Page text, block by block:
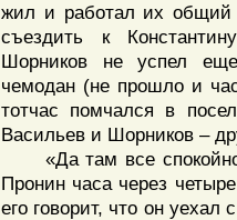
жил и работал их общий
съездить к
Шорников не успел еще
чемодан (не прошло и
тотчас помчался в
Васильев и Шорников –
«Да там все спокойно,
Пронин часа через
его говорит, что он